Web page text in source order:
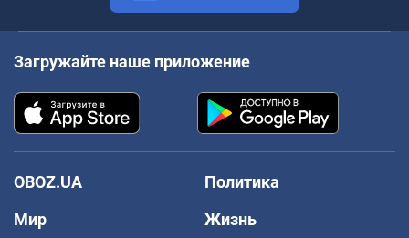
Загружайте наше приложение
OBOZ.UA
Политика
Мир
Жизнь